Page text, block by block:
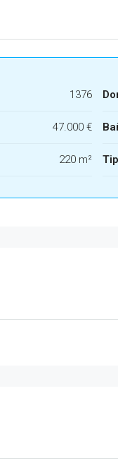
1376
47.000 €
220 m²